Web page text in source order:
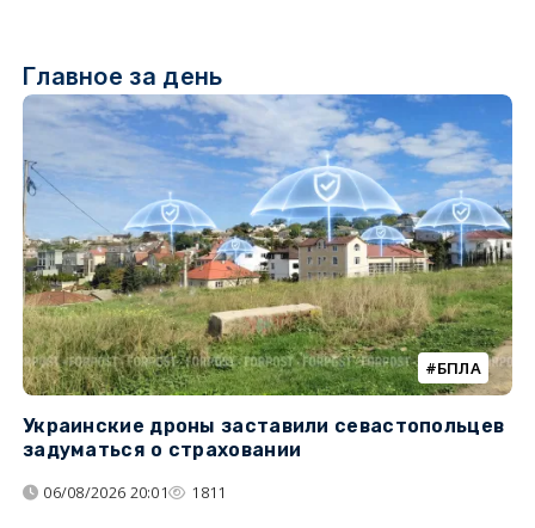
Главное за день
БПЛА
Украинские дроны заставили севастопольцев
задуматься о страховании
06/08/2026 20:01 1811